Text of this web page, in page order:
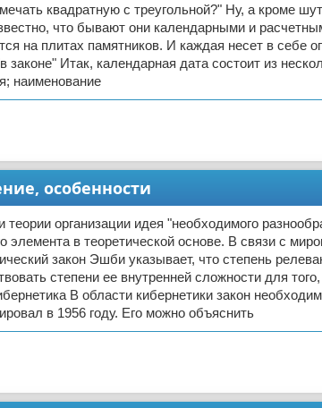
квадратную с треугольной?" Ну, а кроме
что бывают они календарными и
на плитах памятников. И каждая несет в себе
законе" Итак, календарная дата состоит из
наименование
особенности
теории организации идея "необходимого
элемента в теоретической основе. В связи с
закон Эшби указывает, что степень
степени ее внутренней сложности для
В области кибернетики закон
в 1956 году. Его можно объяснить